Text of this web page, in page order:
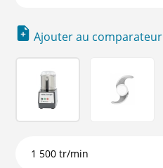
Ajouter au comparateur